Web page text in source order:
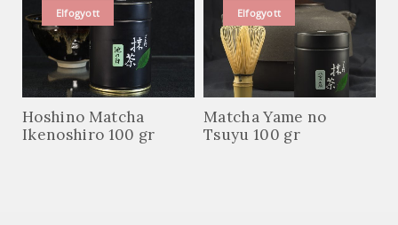
Elfogyott
Hoshino Matcha
Ikenoshiro 100 gr
Elfogyott
Matcha Yame no
Tsuyu 100 gr